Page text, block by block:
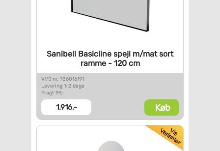
Sanibell Basicline spejl m/matsort
ramme - 120 cm
VVS nr. 786016191
Levering 1-2 dage
Fragt 99,-
1.916,- Køb